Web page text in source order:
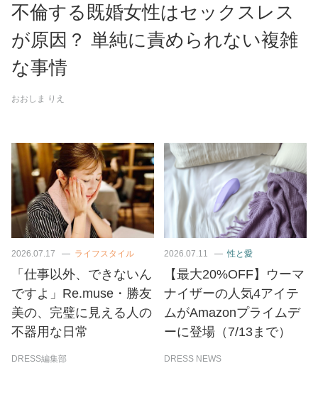
不倫する既婚女性はセックスレス
が原因？ 単純に責められない複雑
な事情
おおしま りえ
2026.07.17 ライフスタイル
「仕事以外、できないん
ですよ」Re.muse・勝友
美の、完璧に見える人の
不器用な日常
DRESS編集部
2026.07.11 性と愛
【最大20%OFF】ウーマ
ナイザーの人気4アイテ
ムがAmazonプライムデ
ーに登場（7/13まで）
DRESS NEWS